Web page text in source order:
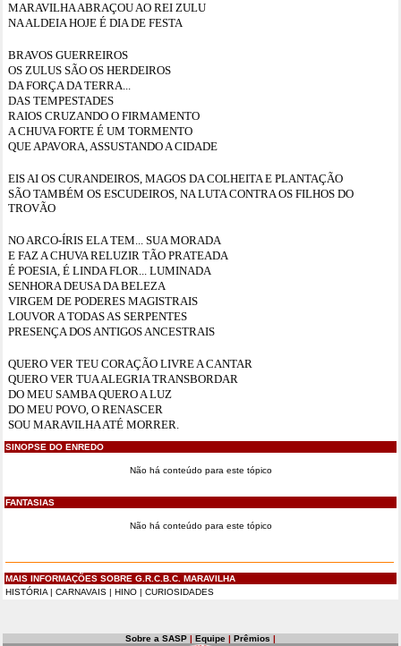
MARAVILHA ABRAÇOU AO REI ZULU
NA ALDEIA HOJE É DIA DE FESTA
BRAVOS GUERREIROS
OS ZULUS SÃO OS HERDEIROS
DA FORÇA DA TERRA...
DAS TEMPESTADES
RAIOS CRUZANDO O FIRMAMENTO
A CHUVA FORTE É UM TORMENTO
QUE APAVORA, ASSUSTANDO A CIDADE
EIS AI OS CURANDEIROS, MAGOS DA COLHEITA E PLANTAÇÃO
SÃO TAMBÉM OS ESCUDEIROS, NA LUTA CONTRA OS FILHOS DO
TROVÃO
NO ARCO-ÍRIS ELA TEM... SUA MORADA
E FAZ A CHUVA RELUZIR TÃO PRATEADA
É POESIA, É LINDA FLOR... LUMINADA
SENHORA DEUSA DA BELEZA
VIRGEM DE PODERES MAGISTRAIS
LOUVOR A TODAS AS SERPENTES
PRESENÇA DOS ANTIGOS ANCESTRAIS
QUERO VER TEU CORAÇÃO LIVRE A CANTAR
QUERO VER TUA ALEGRIA TRANSBORDAR
DO MEU SAMBA QUERO A LUZ
DO MEU POVO, O RENASCER
SOU MARAVILHA ATÉ MORRER.
SINOPSE DO ENREDO
Não há conteúdo para este tópico
FANTASIAS
Não há conteúdo para este tópico
MAIS INFORMAÇÕES SOBRE G.R.C.B.C. MARAVILHA
HISTÓRIA | CARNAVAIS | HINO | CURIOSIDADES
Sobre a SASP | Equipe | Prêmios |